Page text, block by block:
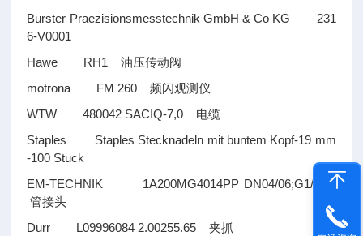
Burster Praezisionsmesstechnik GmbH & Co KG 231
6-V0001
Hawe RH1油压传动阀
motrona FM 260频闪观测仪
WTW 480042 SACIQ-7,0 电缆
Staples Staples Stecknadeln mit buntem Kopf-19 mm
-100 Stuck
EM-TECHNIK 1A200MG4014PP DN04/06;G1/4``
管接头
Durr L09996084 2.00255.65夹抓